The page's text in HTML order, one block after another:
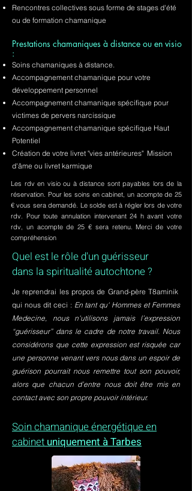
Rencontres collectives sous forme de stages d'été
ou de formation chamanique
Prestations chamaniques à distance ou en visio
:
Soins chamaniques à distance.
Accompagnement chamanique pour votre
développement personnel
Accompagnement chamanique spécifique pour
victimes de pervers narcissique
Accompagnement chamanique spécifique Haut
Potentiel
Création de votre livret "vies antérieures" Mission
d'âme ou livret karmique
Les rdv en visio ou à distance sont payables lors de la
réservation. Pour les soins en cabinet, un acompte de 25
€ vous sera demandé. Le solde est à régler lors de votre
rdv. Pour toute annulation intervenant 24 h avant votre
rdv, un acompte de 25 € sera retenu. Merci de votre
compréhension
Quel est le rôle d'un guérisseur
dans la spiritualité autochtone ?
Je reprendrai les propos de Grand-père T8aminik
qui nous dit ceci : En tant qu' Hommes et Femmes
Medecine, nous n'utilisons jamais l’expression
“guérisseur” dans le cadre de notre travail. Nous
considérons que cette expression est risquée car
une personne venant vers nous dans un espoir de
guérison pourrait nous remettre tout son pouvoir,
alors que chacun d’entre nous doit être mis en
contact avec son propre pouvoir intérieur.
Soin chamanique énergétique en
cabinet uniquement à Tarbes